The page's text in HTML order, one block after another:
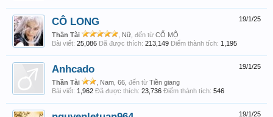
19/1/25
CÔ LONG
Thần Tài , Nữ, đến từ CỔ MỘ
Bài viết: 25,086 Đã được thích: 213,149 Điểm thành tích: 1,195
19/1/25
Anhcado
Thần Tài , Nam, 66, đến từ Tiền giang
Bài viết: 1,962 Đã được thích: 23,736 Điểm thành tích: 546
19/1/25